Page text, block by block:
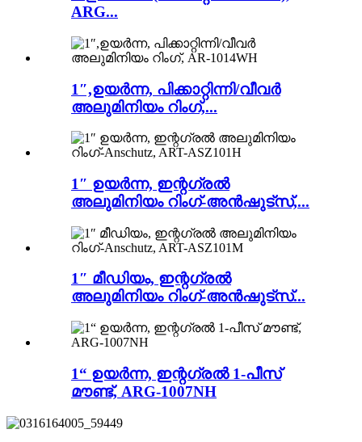
ARG...
1″,ഉയർന്ന, പിക്കാറ്റിന്നി/വീവർ
അലുമിനിയം റിംഗ്,...
1″ ഉയർന്ന, ഇന്റഗ്രൽ
അലുമിനിയം റിംഗ്-അൻഷുട്സ്,...
1″ മീഡിയം, ഇന്റഗ്രൽ
അലുമിനിയം റിംഗ്-അൻഷുട്സ്...
1“ ഉയർന്ന, ഇന്റഗ്രൽ 1-പീസ്
മൗണ്ട്, ARG-1007NH